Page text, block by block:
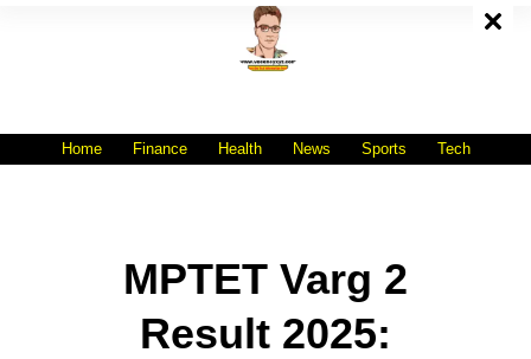
Home Finance Health News Sports Tech
MPTET Varg 2
Result 2025: